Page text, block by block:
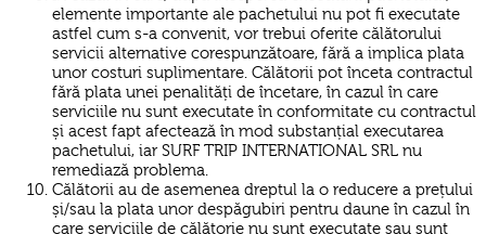
elemente importante ale pachetului nu pot fi executate
astfel cum s-a convenit, vor trebui oferite călătorului
servicii alternative corespunzătoare, fără a implica plata
unor costuri suplimentare. Călătorii pot înceta contractul
fără plata unei penalități de încetare, în cazul în care
serviciile nu sunt executate în conformitate cu contractul
și acest fapt afectează în mod substanțial executarea
pachetului, iar SURF TRIP INTERNATIONAL SRL nu
remediază problema.
Călătorii au de asemenea dreptul la o reducere a prețului
și/sau la plata unor despăgubiri pentru daune în cazul în
care serviciile de călătorie nu sunt executate sau sunt